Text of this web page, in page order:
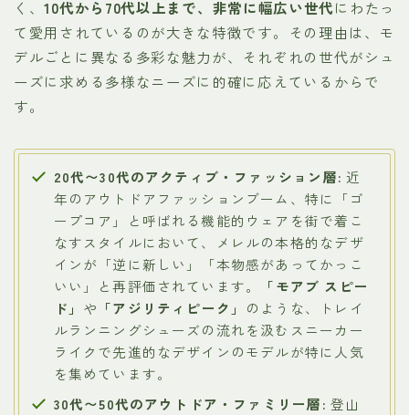
く、10代から70代以上まで、非常に幅広い世代にわたっ
て愛用されているのが大きな特徴です。その理由は、モ
デルごとに異なる多彩な魅力が、それぞれの世代がシュ
ーズに求める多様なニーズに的確に応えているからで
す。
20代〜30代のアクティブ・ファッション層: 近
年のアウトドアファッションブーム、特に「ゴ
ープコア」と呼ばれる機能的ウェアを街で着こ
なすスタイルにおいて、メレルの本格的なデザ
インが「逆に新しい」「本物感があってかっこ
いい」と再評価されています。
「モアブ スピー
ド」 や 「アジリティピーク」 のような、トレイ
ルランニングシューズの流れを汲むスニーカー
ライクで先進的なデザインのモデルが特に人気
を集めています。
30代〜50代のアウトドア・ファミリー層: 登山